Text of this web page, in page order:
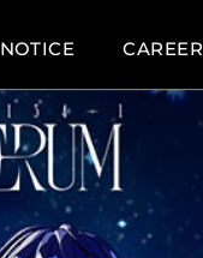
NOTICE CAREER